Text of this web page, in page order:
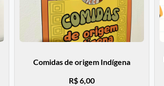
Comidas de origem Indígena
R$6,00